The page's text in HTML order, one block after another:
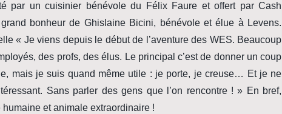
par un cuisinier bénévole du Félix Faure et offert par Cash
bonheur de Ghislaine Bicini, bénévole et élue à Levens.
« Je viens depuis le début de l’aventure des WES. Beaucoup
des profs, des élus. Le principal c’est de donner un coup
mais je suis quand même utile : je porte, je creuse… Et je ne
Sans parler des gens que l’on rencontre ! » En bref,
et animale extraordinaire !